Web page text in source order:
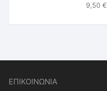
9,50€
ΕΠΙΚΟΙΝΩΝΙΑ